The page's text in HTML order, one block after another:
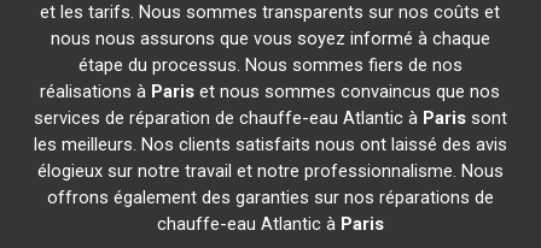
et les tarifs. Nous sommes transparents sur nos coûts et
nous nous assurons que vous soyez informé à chaque
étape du processus. Nous sommes fiers de nos
réalisations à Paris et nous sommes convaincus que nos
services de réparation de chauffe-eau Atlantic à Parissont
les meilleurs. Nos clients satisfaits nous ont laissé des avis
élogieux sur notre travail et notre professionnalisme. Nous
offrons également des garanties sur nos réparations de
chauffe-eau Atlantic à Paris